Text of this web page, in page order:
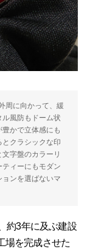
周に向かって、緩
風防もドーム状
かで立体感にも
クラシックな印
字盤のカラーリ
ィーにもモダン
ンを選ばないマ
約3年に及ぶ建設
場を完成させた